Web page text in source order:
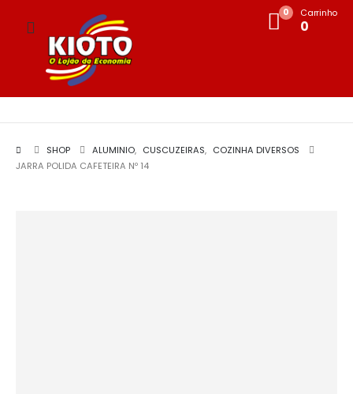
0 Carrinho
0
SHOP ALUMINIO, CUSCUZEIRAS, COZINHA DIVERSOS
JARRA POLIDA CAFETEIRA Nº 14